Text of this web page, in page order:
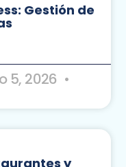
Gestión de
5, 2026
y